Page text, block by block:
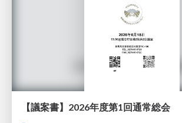
【議案書】2026年度第1回通常総会